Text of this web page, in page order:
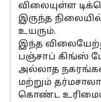
விலையுள்ள
இருந்த
உயரும்.
இந்த
பஞ்சாப் கிங்ஸ்
அல்லாத
மற்றும்
கொண்ட